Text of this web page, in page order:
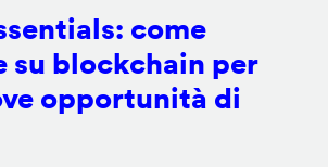
come
su blockchain per
opportunità di